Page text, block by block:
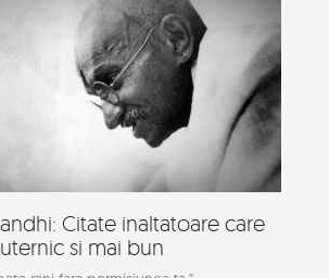
Citate inaltatoare care
si mai bun